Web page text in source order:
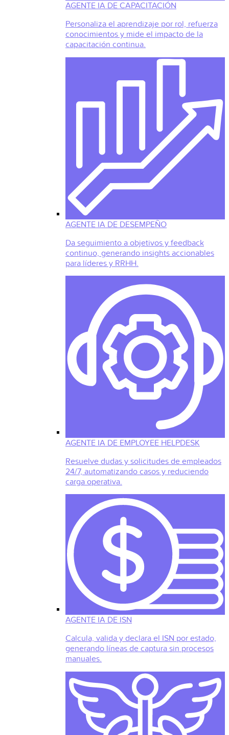
AGENTE IA DE CAPACITACIÓN
Personaliza el aprendizaje por rol, refuerza
conocimientos y mide el impacto de la
capacitación continua.
AGENTE IA DE DESEMPEÑO
Da seguimiento a objetivos y feedback
continuo, generando insights accionables
para líderes y RRHH.
AGENTE IA DE EMPLOYEE HELPDESK
Resuelve dudas y solicitudes de empleados
24/7, automatizando casos y reduciendo
carga operativa.
AGENTE IA DE ISN
Calcula, valida y declara el ISN por estado,
generando líneas de captura sin procesos
manuales.